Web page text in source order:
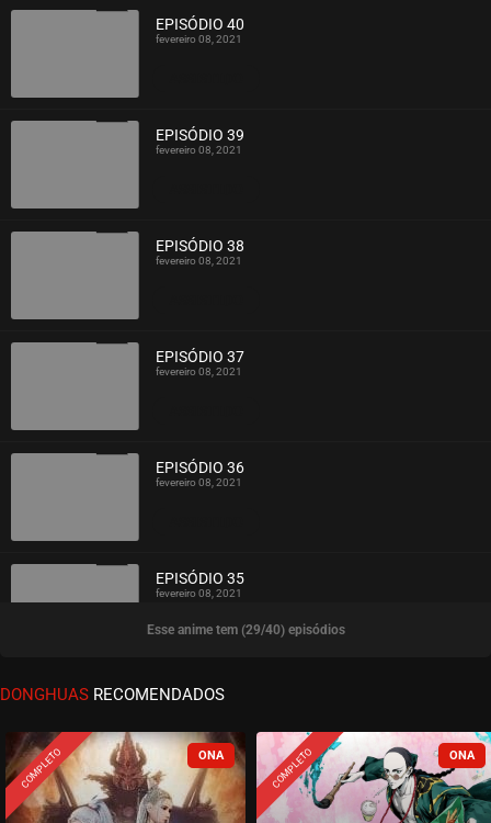
EPISÓDIO 40
fevereiro 08, 2021
EPISÓDIO 39
fevereiro 08, 2021
EPISÓDIO 38
fevereiro 08, 2021
EPISÓDIO 37
fevereiro 08, 2021
EPISÓDIO 36
fevereiro 08, 2021
ASSISTIDO
EPISÓDIO 35
fevereiro 08, 2021
ASSISTIDO
EPISÓDIO 34
EPISÓDIO 33
fevereiro 08, 2021
Esse anime tem (29/40) episódios
DONGHUAS RECOMENDADOS
COMPLETO COMPLETO